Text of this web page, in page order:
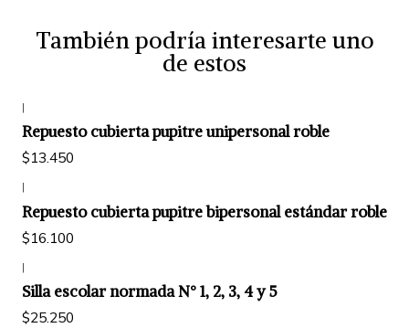
También podría interesarte uno
de estos
|
Repuesto cubierta pupitre unipersonal roble
$13.450
|
Repuesto cubierta pupitre bipersonal estándar roble
$16.100
|
Silla escolar normada N° 1, 2, 3, 4 y 5
$25.250